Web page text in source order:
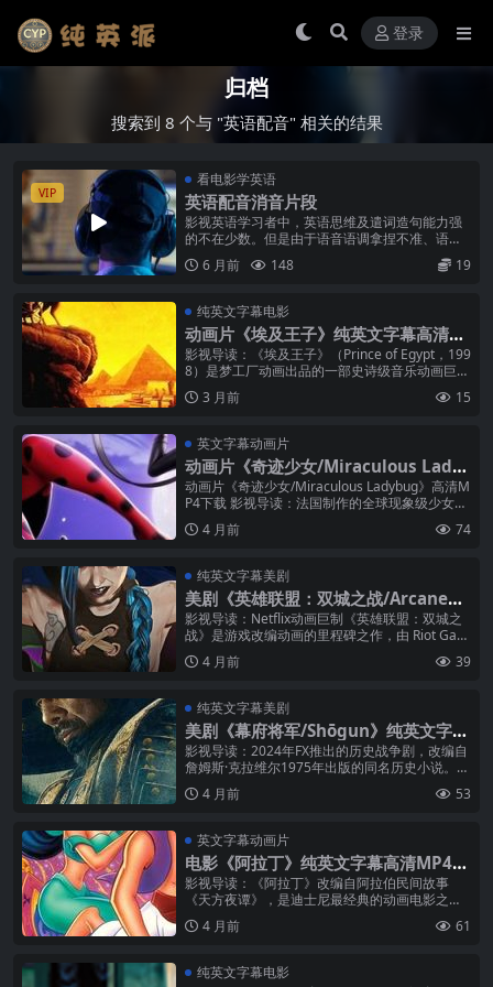
登录
归档
搜索到 8 个与 "英语配音" 相关的结果
VIP
看电影学英语
英语配音消音片段
影视英语学习者中，英语思维及遣词造句能力强
的不在少数。但是由于语音语调拿捏不准、语言
表达不够清晰流畅，又或是觉得自己的口音不够
地道纯正……造成很多人缺乏自信，羞...
6 月前 148 19
纯英文字幕电影
动画片《埃及王子》纯英文字幕高清M
P4下载
影视导读：《埃及王子》（Prince of Egypt，199
8）是梦工厂动画出品的一部史诗级音乐动画巨
制，由布伦达·查普曼执导。影片讲述了希伯来人
摩西带领同胞...
3 月前 15
英文字幕动画片
动画片《奇迹少女/Miraculous Lady
bug》高清MP4下载
动画片《奇迹少女/Miraculous Ladybug》高清M
P4下载 影视导读：法国制作的全球现象级少女超
级英雄动画，Z世代最受欢迎的的女性向IP之一。
《奇迹...
4 月前 74
纯英文字幕美剧
美剧《英雄联盟：双城之战/Arcane》
全两季纯英文字幕MP4下载
影视导读：Netflix动画巨制《英雄联盟：双城之
战》是游戏改编动画的里程碑之作，由 Riot Gam
es 与法国动画工作室 Fortiche 联合打造，将
《英...4 月前 39
纯英文字幕美剧
美剧《幕府将军/Shōgun》纯英文字幕
MP4下载
影视导读：2024年FX推出的历史战争剧，改编自
詹姆斯·克拉维尔1975年出版的同名历史小说。作
为FX历史上最昂贵的剧集之一，《幕府将军》共
制作了五集，单集预算...
4 月前 53
英文字幕动画片
电影《阿拉丁》纯英文字幕高清MP4下
载
影视导读：《阿拉丁》改编自阿拉伯民间故事
《天方夜谭》，是迪士尼最经典的动画电影之
一。故事发生在神秘的阿拉伯王国阿格拉巴，贫
穷但善良的街头少年阿拉丁，在偶然间获得...
4 月前 61
纯英文字幕电影